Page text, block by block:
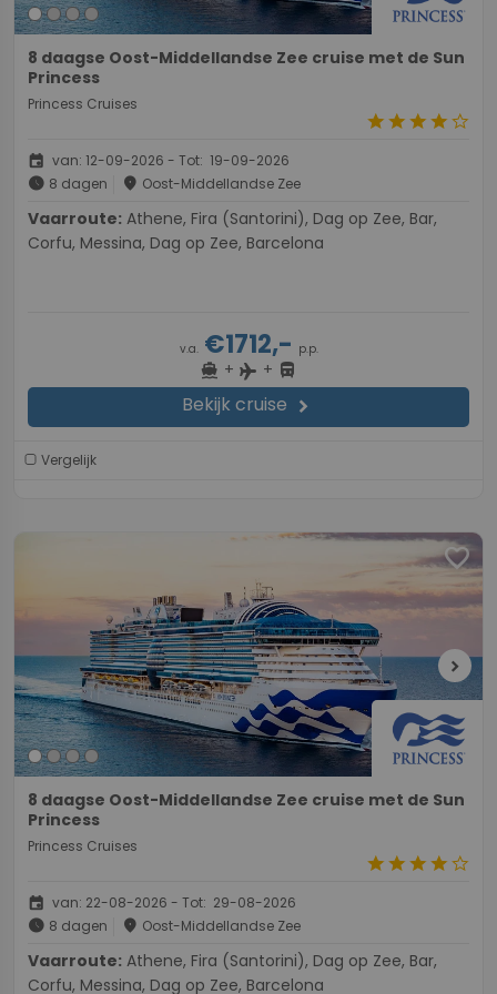
8 daagse Oost-Middellandse Zee cruise met de Sun
Princess
Princess Cruises
starstarstarstarstar_border
event van: 12-09-2026 - Tot: 19-09-2026
schedule 8 dagen place Oost-Middellandse Zee
Vaarroute:
Corfu, Messina, Dag op Zee, Barcelona
v.a.€1712,- p.p.
directions_boat + flight + directions_bus
Bekijk cruise chevron_right
Vergelijk
favorite
chevron_right
8 daagse Oost-Middellandse Zee cruise met de Sun
Princess
Princess Cruises
starstarstarstarstar_border
event van: 22-08-2026 - Tot: 29-08-2026
schedule 8 dagen place Oost-Middellandse Zee
Vaarroute:
Corfu, Messina, Dag op Zee, Barcelona